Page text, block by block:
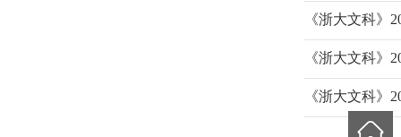
《浙大文科》
《浙大文科》
《浙大文科》